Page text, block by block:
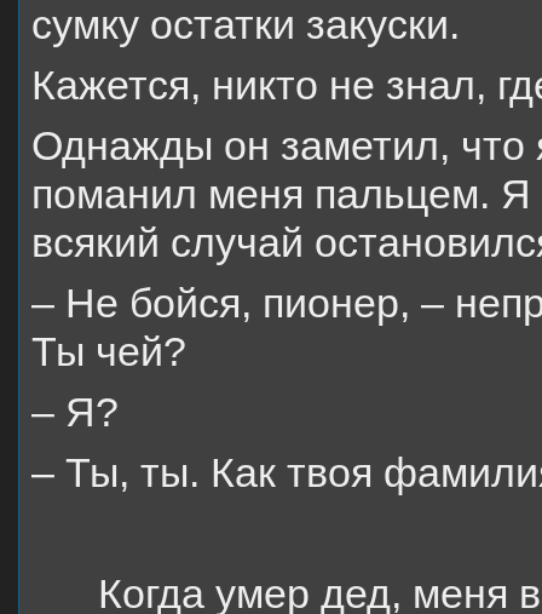
сумку остатки закуски.
Кажется, никто не знал,
Однажды он заметил, что
поманил меня пальцем.
всякий случай
– Не бойся, пионер, –
Ты чей?
– Я?
– Ты, ты. Как твоя
Когда умер дед, меня